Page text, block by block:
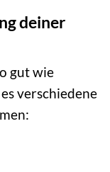
deiner
gut wie
verschiedene